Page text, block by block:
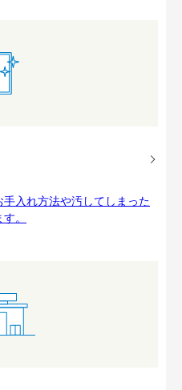
入れ方法や汚してしまった
。